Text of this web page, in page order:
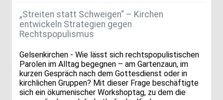
„Streiten statt Schweigen“ – Kirchen
entwickeln Strategien gegen
Rechtspopulismus
Gelsenkirchen - Wie lässt sich rechtspopulistischen
Parolen im Alltag begegnen – am Gartenzaun, im
kurzen Gespräch nach dem Gottesdienst oder in
kirchlichen Gruppen? Mit dieser Frage beschäftigte
sich ein ökumenischer Workshoptag, zu dem die